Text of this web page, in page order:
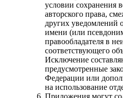
условии сохранения
авторского права,
других уведомлений
имени (или
правообладателя в
соответствующего
Исключение
предусмотренные
Федерации или
на использование